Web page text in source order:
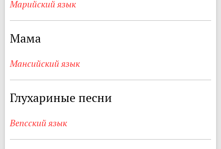
Марийский язык
Мама
Мансийский язык
Глухариные песни
Вепсский язык